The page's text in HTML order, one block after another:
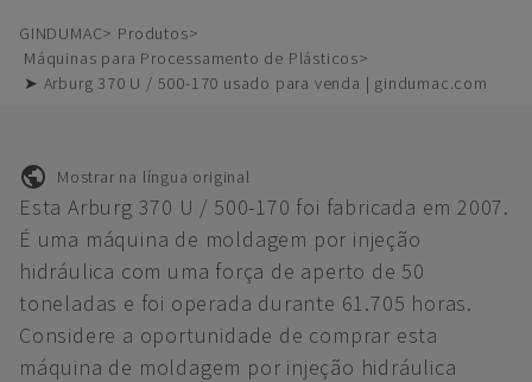
GINDUMAC
Produtos
Máquinas para Processamento de Plásticos
➤ Arburg 370 U / 500-170 usado para venda | gindumac.com
Mostrar na língua original
Esta Arburg 370 U / 500-170 foi fabricada em 2007.
É uma máquina de moldagem por injeção
hidráulica com uma força de aperto de 50
toneladas e foi operada durante 61.705 horas.
Considere a oportunidade de comprar esta
máquina de moldagem por injeção hidráulica